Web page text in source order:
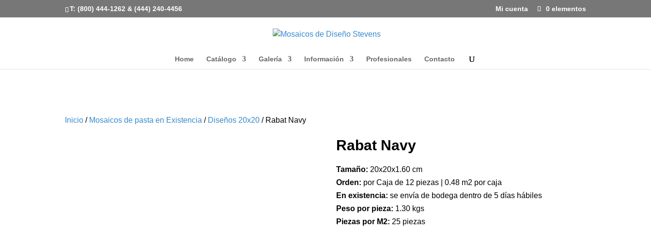
T: (800) 444-1262 & (444) 240-4456 Mi cuenta 0 elementos
Home Catálogo Galería Información Profesionales Contacto
Inicio / Mosaicos de pasta en Existencia / Diseños 20x20 / Rabat Navy
Rabat Navy
Tamaño: 20x20x1.60 cm
Orden: por Caja de 12 piezas | 0.48 m2 por caja
En existencia: se envía de bodega dentro de 5 días hábiles
Peso por pieza: 1.30 kgs
Piezas por M2: 25 piezas